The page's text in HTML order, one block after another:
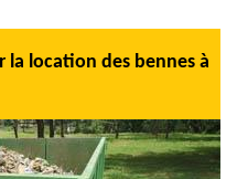
la location des bennes à